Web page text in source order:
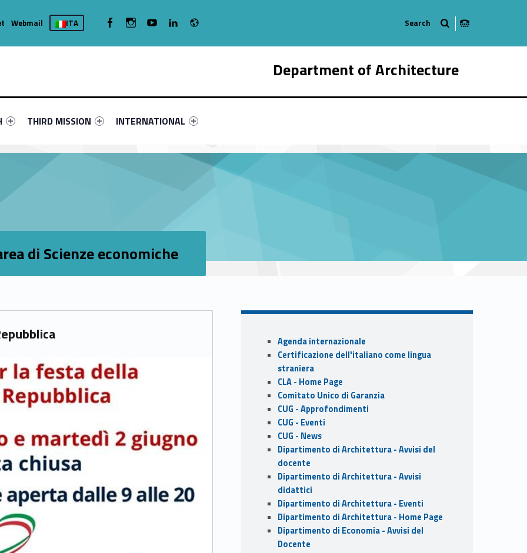
Department of Architecture
93670-4
#link-menu-primary-89544-16
Link identifier #link-menu-primary-32981-19
THIRD MISSION
Link identifier #link-menu-primary-53007-21
INTERNATIONAL
Webmail ITA WebMan on FacebookWebMan on InstagramWebMan on YoutubeWebMan on Linkedin
di Scienze economiche
Sidebar
Agenda internazionale
Certificazione dell'italiano come lingua
straniera
CLA - Home Page
Comitato Unico di Garanzia
CUG - Approfondimenti
CUG - Eventi
CUG - News
Dipartimento di Architettura - Avvisi del
docente
Dipartimento di Architettura - Avvisi
didattici
Dipartimento di Architettura - Eventi
Dipartimento di Architettura - Home Page
Dipartimento di Economia - Avvisi del
Docente